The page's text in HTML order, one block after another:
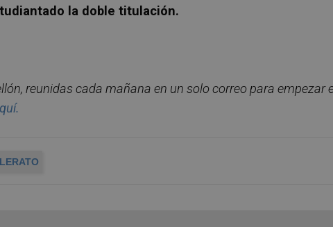
la doble titulación.
n, reunidas cada mañana en un solo correo para empezar
í.